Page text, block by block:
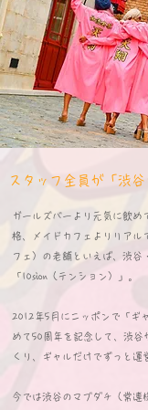
スタッフ全員が「渋
ガールズバーより元気に飲め
格、メイドカフェよりリアル
フェ）の老舗といえば、渋谷
「10sion（テンション）」。
2012年5月にニッポンで「ギ
めて50周年を記念して、渋谷
くり、ギャルだけでずっと運
今では渋谷のマブダチ（常連